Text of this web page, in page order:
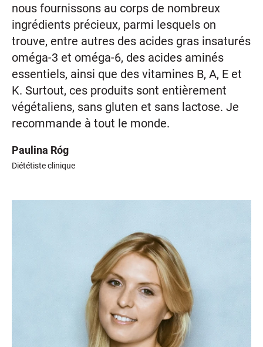
nous fournissons au corps de nombreux
ingrédients précieux, parmi lesquels on
trouve, entre autres des acides gras insaturés
oméga-3 et oméga-6, des acides aminés
essentiels, ainsi que des vitamines B, A, E et
K. Surtout, ces produits sont entièrement
végétaliens, sans gluten et sans lactose. Je
recommande à tout le monde.
Paulina Róg
Diététiste clinique